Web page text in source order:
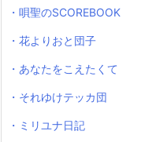
・唄聖のSCOREBOOK
・花よりおと団子
・あなたをこえたくて
・それゆけテッカ団
・ミリユナ日記